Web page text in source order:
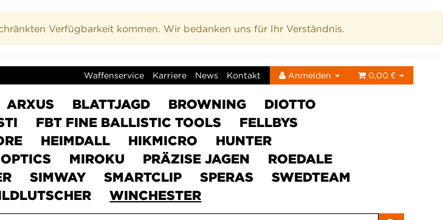
Verfügbarkeit kommen. Wir bedanken uns für Ihr Verständnis.
Waffenservice Karriere News Kontakt Anmelden 0,00 €
ARXUS BLATTJAGD BROWNING
DIOTTO
FBT FINE BALLISTIC TOOLS
FELLBYS
HEIMDALL HIKMICRO
HUNTER
MIROKU PRÄZISE JAGEN
ROEDALE
SIMWAY SMARTCLIP SPERAS
SWEDTEAM
WINCHESTER